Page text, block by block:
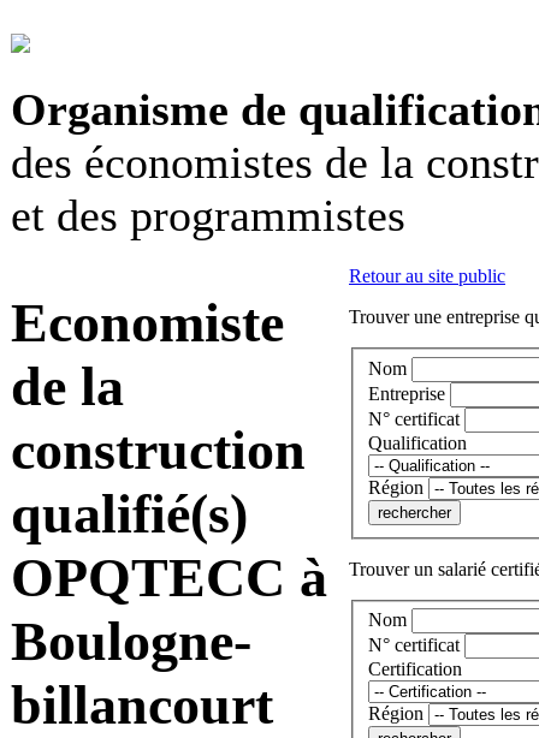
Organisme de
des économistes de la
et des programmistes
Economiste
de la
construction
qualifié(s)
OPQTECC à
Boulogne-
billancourt
Retour au site public
Trouver une entreprise
Nom
Entreprise
N° certificat
Qualification
Région
Trouver un salarié
Nom
N° certificat
Certification
Région